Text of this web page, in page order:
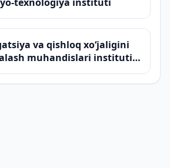
va qishloq xo‘jaligini
muhandislari instituti
universiteti